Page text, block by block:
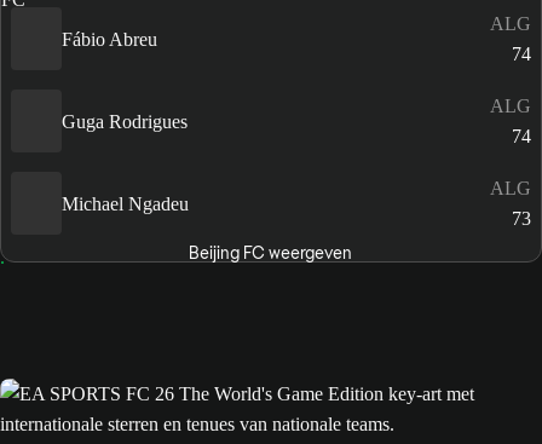
Fábio Abreu
ALG
74
Guga Rodrigues
ALG
74
Michael Ngadeu
ALG
73
Beijing FC weergeven